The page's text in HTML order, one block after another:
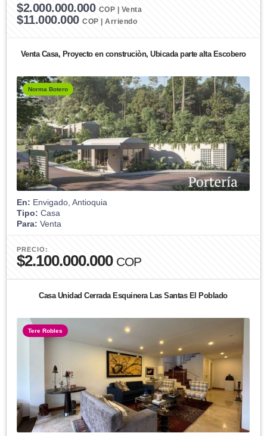
$2.000.000.000 COP | Venta
$11.000.000 COP | Arriendo
Venta Casa, Proyecto en construciòn, Ubicada parte alta Escobero
Norma Botero
En: Envigado, Antioquia
Tipo: Casa
Para: Venta
PRECIO:
$2.100.000.000 COP
Casa Unidad Cerrada Esquinera Las Santas El Poblado
Tere Robles